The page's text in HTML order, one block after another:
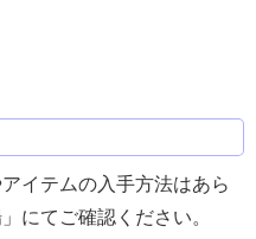
イテムの入手方法はあら
にてご確認ください。